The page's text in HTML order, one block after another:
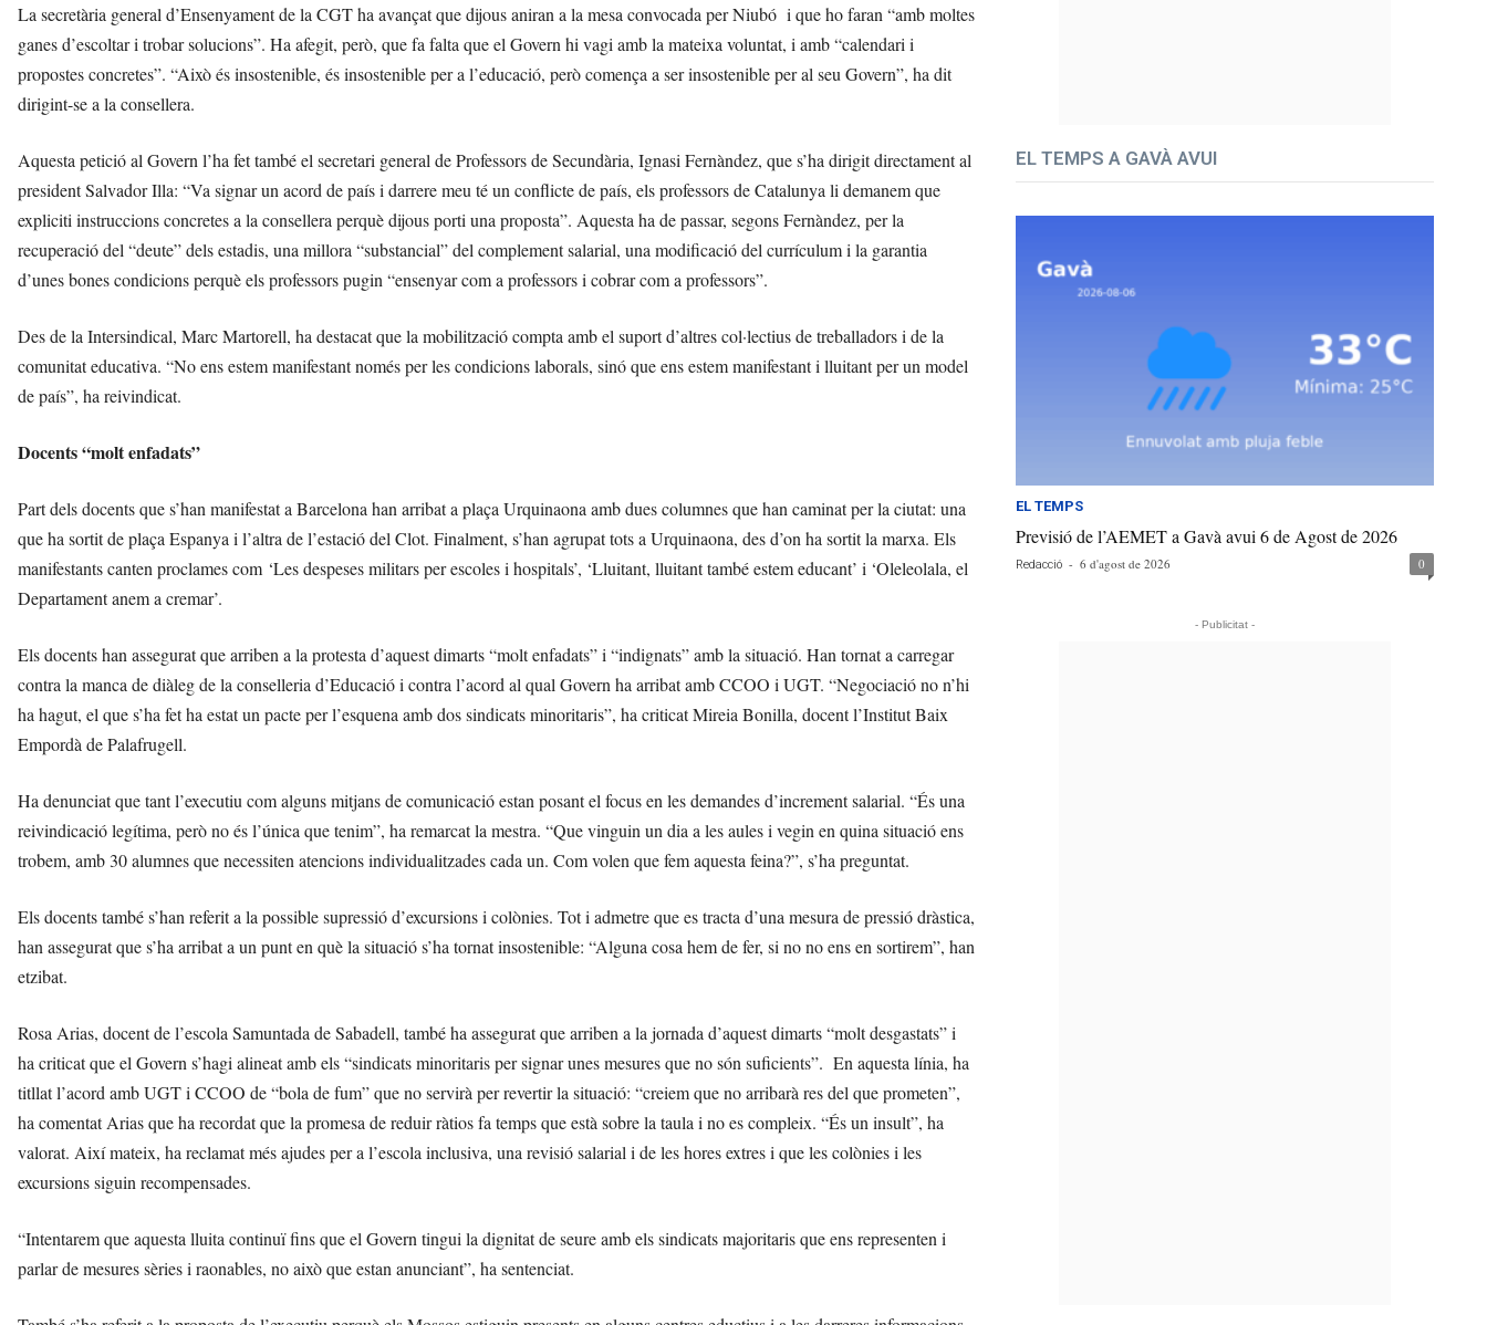
La secretària general d’Ensenyament de la CGT ha avançat que dijous aniran a la mesa convocada per Niubó i que ho faran “amb moltes
ganes d’escoltar i trobar solucions”. Ha afegit, però, que fa falta que el Govern hi vagi amb la mateixa voluntat, i amb “calendari i
propostes concretes”. “Això és insostenible, és insostenible per a l’educació, però comença a ser insostenible per al seu Govern”, ha dit
dirigint-se a la consellera.
Aquesta petició al Govern l’ha fet també el secretari general de Professors de Secundària, Ignasi Fernàndez, que s’ha dirigit directament al
president Salvador Illa: “Va signar un acord de país i darrere meu té un conflicte de país, els professors de Catalunya li demanem que
expliciti instruccions concretes a la consellera perquè dijous porti una proposta”. Aquesta ha de passar, segons Fernàndez, per la
recuperació del “deute” dels estadis, una millora “substancial” del complement salarial, una modificació del currículum i la garantia
d’unes bones condicions perquè els professors pugin “ensenyar com a professors i cobrar com a professors”.
Des de la Intersindical, Marc Martorell, ha destacat que la mobilització compta amb el suport d’altres col·lectius de treballadors i de la
comunitat educativa. “No ens estem manifestant només per les condicions laborals, sinó que ens estem manifestant i lluitant per un model
de país”, ha reivindicat.
Docents “molt enfadats”
Part dels docents que s’han manifestat a Barcelona han arribat a plaça Urquinaona amb dues columnes que han caminat per la ciutat: una
que ha sortit de plaça Espanya i l’altra de l’estació del Clot. Finalment, s’han agrupat tots a Urquinaona, des d’on ha sortit la marxa. Els
manifestants canten proclames com ‘Les despeses militars per escoles i hospitals’, ‘Lluitant, lluitant també estem educant’ i ‘Oleleolala, el
Departament anem a cremar’.
Els docents han assegurat que arriben a la protesta d’aquest dimarts “molt enfadats” i “indignats” amb la situació. Han tornat a carregar
contra la manca de diàleg de la conselleria d’Educació i contra l’acord al qual Govern ha arribat amb CCOO i UGT. “Negociació no n’hi
ha hagut, el que s’ha fet ha estat un pacte per l’esquena amb dos sindicats minoritaris”, ha criticat Mireia Bonilla, docent l’Institut Baix
Empordà de Palafrugell.
Ha denunciat que tant l’executiu com alguns mitjans de comunicació estan posant el focus en les demandes d’increment salarial. “És una
reivindicació legítima, però no és l’única que tenim”, ha remarcat la mestra. “Que vinguin un dia a les aules i vegin en quina situació ens
trobem, amb 30 alumnes que necessiten atencions individualitzades cada un. Com volen que fem aquesta feina?”, s’ha preguntat.
Els docents també s’han referit a la possible supressió d’excursions i colònies. Tot i admetre que es tracta d’una mesura de pressió dràstica,
han assegurat que s’ha arribat a un punt en què la situació s’ha tornat insostenible: “Alguna cosa hem de fer, si no no ens en sortirem”, han
etzibat.
Rosa Arias, docent de l’escola Samuntada de Sabadell, també ha assegurat que arriben a la jornada d’aquest dimarts “molt desgastats” i
ha criticat que el Govern s’hagi alineat amb els “sindicats minoritaris per signar unes mesures que no són suficients”. En aquesta línia, ha
titllat l’acord amb UGT i CCOO de “bola de fum” que no servirà per revertir la situació: “creiem que no arribarà res del que prometen”,
ha comentat Arias que ha recordat que la promesa de reduir ràtios fa temps que està sobre la taula i no es compleix. “És un insult”, ha
valorat. Així mateix, ha reclamat més ajudes per a l’escola inclusiva, una revisió salarial i de les hores extres i que les colònies i les
excursions siguin recompensades.
“Intentarem que aquesta lluita continuï fins que el Govern tingui la dignitat de seure amb els sindicats majoritaris que ens representen i
parlar de mesures sèries i raonables, no això que estan anunciant”, ha sentenciat.
EL TEMPS A GAVÀ AVUI
EL TEMPS
Previsió de l’AEMET a Gavà avui 6 de Agost de 2026
Redacció - 6 d'agost de 2026 0
- Publicitat -